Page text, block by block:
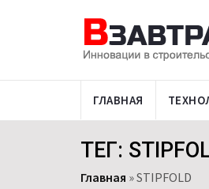
ГЛАВНАЯ
ТЕГ:
Главная »STIPFOLD